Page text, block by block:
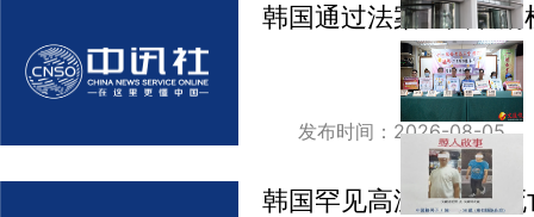
韩国通过法案全面取
发布时间：2026-08-05
韩国罕见高温致19人死